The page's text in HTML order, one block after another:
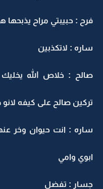
فرح : حبيبتي مراح يذبحها
ساره : لاتكذبين
صالح : خلاص الله
تركين صالح على كيفه لانو
ساره : انت حيوان وخر
ابوي وامي
جسار : تفضل